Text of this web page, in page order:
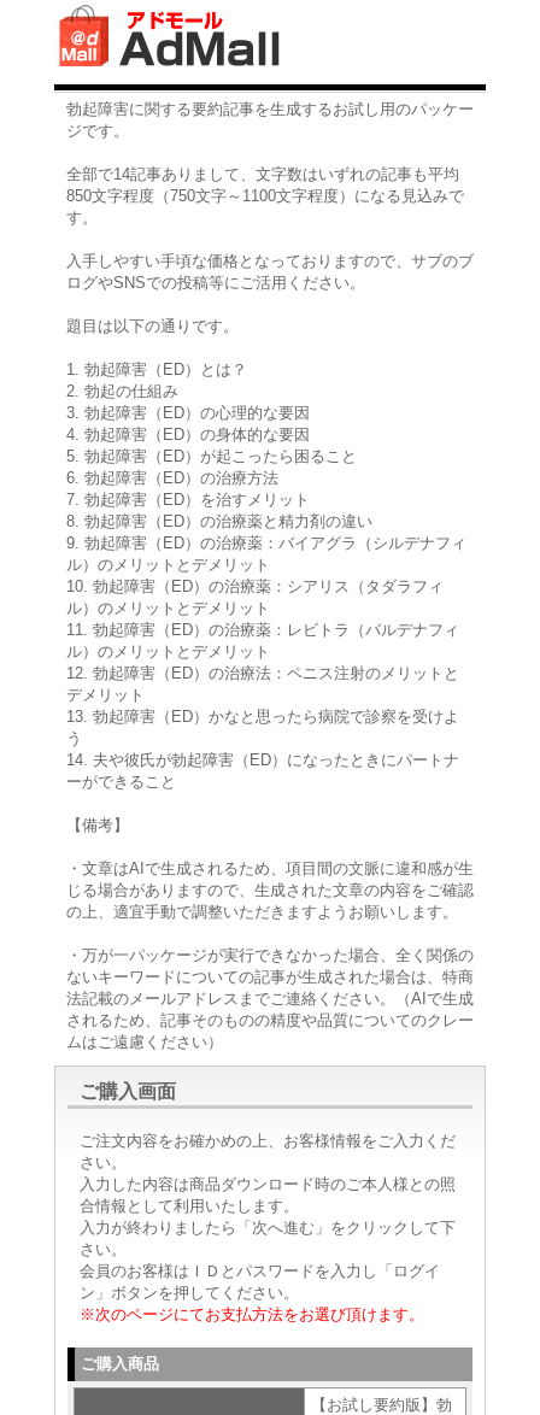
勃起障害に関する要約記事を生成するお試し用のパッケー
ジです。
全部で14記事ありまして、文字数はいずれの記事も平均
850文字程度（750文字～1100文字程度）になる見込みで
す。
入手しやすい手頃な価格となっておりますので、サブのブ
ログやSNSでの投稿等にご活用ください。
題目は以下の通りです。
1. 勃起障害（ED）とは？
2. 勃起の仕組み
3. 勃起障害（ED）の心理的な要因
4. 勃起障害（ED）の身体的な要因
5. 勃起障害（ED）が起こったら困ること
6. 勃起障害（ED）の治療方法
7. 勃起障害（ED）を治すメリット
8. 勃起障害（ED）の治療薬と精力剤の違い
9. 勃起障害（ED）の治療薬：バイアグラ（シルデナフィ
ル）のメリットとデメリット
10. 勃起障害（ED）の治療薬：シアリス（タダラフィ
ル）のメリットとデメリット
11. 勃起障害（ED）の治療薬：レビトラ（バルデナフィ
ル）のメリットとデメリット
12. 勃起障害（ED）の治療法：ペニス注射のメリットと
デメリット
13. 勃起障害（ED）かなと思ったら病院で診察を受けよ
う
14. 夫や彼氏が勃起障害（ED）になったときにパートナ
ーができること
【備考】
・文章はAIで生成されるため、項目間の文脈に違和感が生
じる場合がありますので、生成された文章の内容をご確認
の上、適宜手動で調整いただきますようお願いします。
・万が一パッケージが実行できなかった場合、全く関係の
ないキーワードについての記事が生成された場合は、特商
法記載のメールアドレスまでご連絡ください。（AIで生成
されるため、記事そのものの精度や品質についてのクレー
ムはご遠慮ください）
ご購入画面
ご注文内容をお確かめの上、お客様情報をご入力くだ
さい。
入力した内容は商品ダウンロード時のご本人様との照
合情報として利用いたします。
入力が終わりましたら「次へ進む」をクリックして下
さい。
会員のお客様はＩＤとパスワードを入力し「ログイ
ン」ボタンを押してください。
※次のページにてお支払方法をお選び頂けます。
ご購入商品
【お試し要約版】勃